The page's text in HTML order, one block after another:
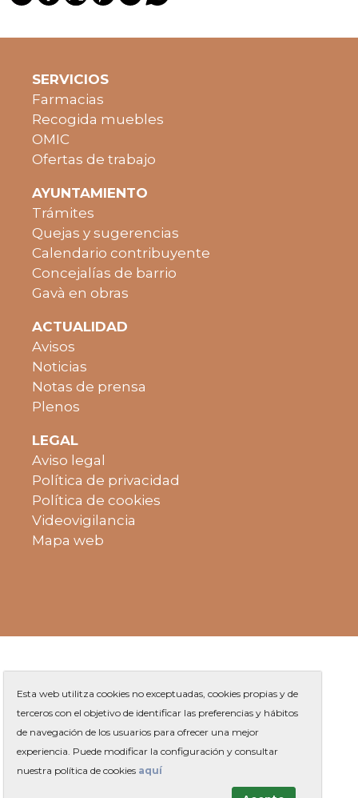
SERVICIOS
Farmacias
Recogida muebles
OMIC
Ofertas de trabajo
AYUNTAMIENTO
Trámites
Quejas y sugerencias
Calendario contribuyente
Concejalías de barrio
Gavà en obras
ACTUALIDAD
Avisos
Noticias
Notas de prensa
Plenos
LEGAL
Aviso legal
Política de privacidad
Política de cookies
Videovigilancia
Mapa web
Plaza de Jaume Balmes s/n
93 263 91 00
Esta web utilitza cookies no exceptuadas, cookies propias y de
terceros con el objetivo de identificar las preferencias y hábitos
de navegación de los usuarios para ofrecer una mejor
experiencia. Puede modificar la configuración y consultar
nuestra política de cookies aquí